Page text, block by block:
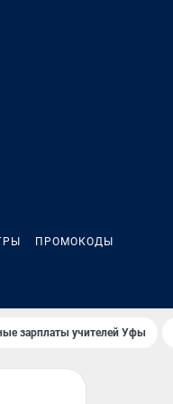
ПРОМОКОДЫ
зарплаты учителей Уфы